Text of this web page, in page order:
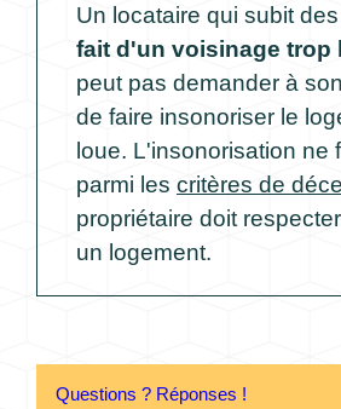
Un locataire qui subit
fait d'un voisinage trop
peut pas demander à
de faire insonoriser le
loue. L'insonorisation ne
parmi les critères de
propriétaire doit
un logement.
Questions ? Réponses !